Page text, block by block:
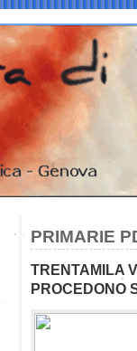
PRIMARIE
TRENTAMILA
PROCEDONO